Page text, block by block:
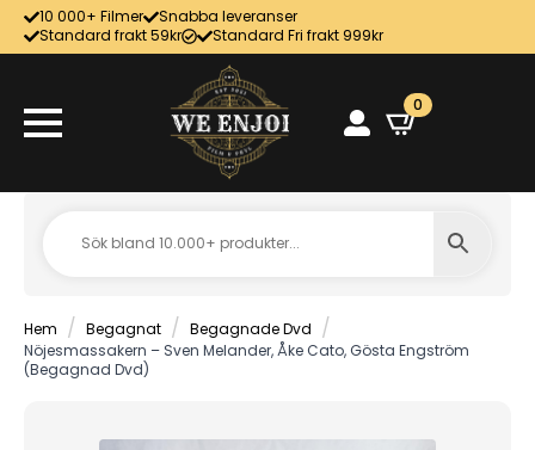
10 000+ Filmer
Snabba leveranser
Standard frakt 59kr
Standard Fri frakt 999kr
0
Hem Begagnat
Begagnade Dvd
Nöjesmassakern – Sven Melander, Åke Cato, Gösta Engström
(Begagnad Dvd)